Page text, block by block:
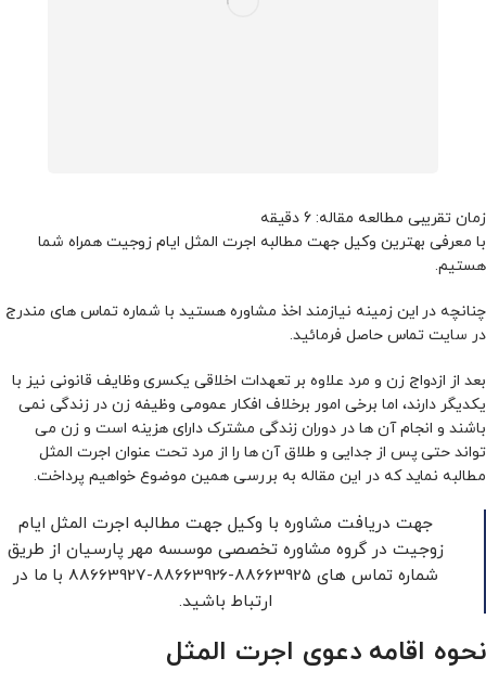
با معرفی بهترین وکیل جهت مطالبه اجرت المثل ایام زوجیت همراه شما
هستیم.
چنانچه در این زمینه نیازمند اخذ مشاوره هستید با شماره تماس های مندرج
در سایت تماس حاصل فرمائید.
بعد از ازدواج زن و مرد علاوه بر تعهدات اخلاقی یکسری وظایف قانونی نیز با
یکدیگر دارند، اما برخی امور برخلاف افکار عمومی وظیفه زن در زندگی نمی‌
باشند و انجام آن ها در دوران زندگی مشترک دارای هزینه است و زن می‌
تواند حتی پس از جدایی و طلاق آن ها را از مرد تحت عنوان اجرت‌ المثل
مطالبه نماید که در این مقاله به بررسی همین موضوع خواهیم پرداخت.
جهت دریافت مشاوره با وکیل جهت مطالبه اجرت المثل ایام
زوجیت در گروه مشاوره تخصصی موسسه مهر پارسیان از طریق
شماره تماس های 88663925-88663926-88663927 با ما در
ارتباط باشید.
نحوه اقامه دعوی اجرت المثل